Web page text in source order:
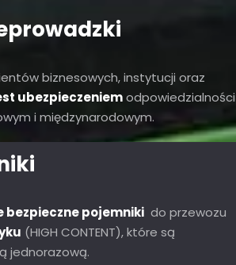
biznesowych, instytucji oraz
ubezpieczeniemodpowiedzialności
i międzynarodowym.
pojemniki do przewozu
(HIGH CONTENT), które są
jednorazową.